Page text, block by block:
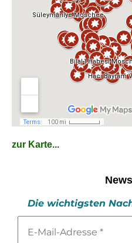
zur Karte...
Die wichtigsten
Mail-